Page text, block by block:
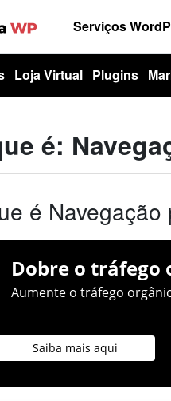
Serviços
Loja Virtual Plugins
é:
é
Dobre o tráfego
Aumente o tráfego
Saiba mais aqui